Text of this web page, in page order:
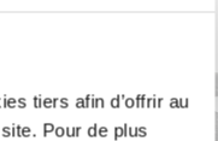
tiers afin d’offrir au
Pour de plus